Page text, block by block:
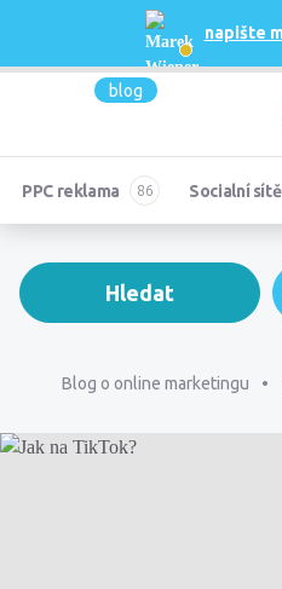
napište
blog
PPC reklama Socialní sítě
Blog o online marketingu
Hledat